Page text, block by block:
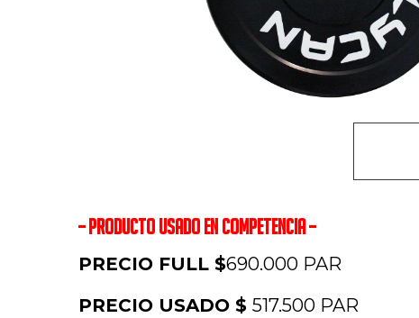
– PRODUCTO USADO EN COMPETENCIA –
PRECIO FULL $690.000 PAR
PRECIO USADO $ 517.500 PAR